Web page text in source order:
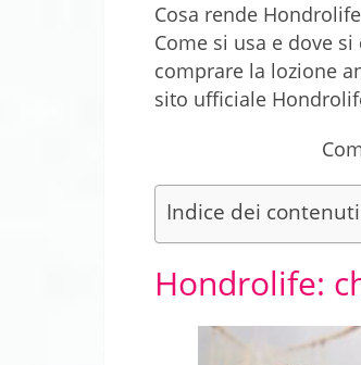
Cosa rende
Come si usa e dove
comprare la lozione
sito ufficiale
Indice dei contenuti
Hondrolife: